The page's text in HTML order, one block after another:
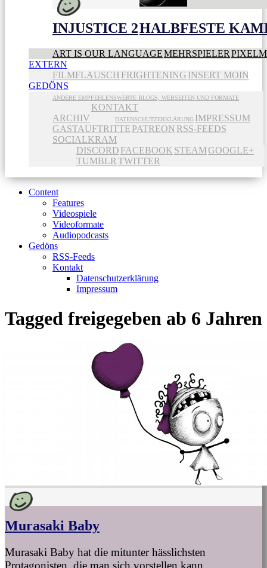
INJUSTICE 2HALBFESTE
ART IS OUR LANGUAGEMEHRSPIELER
EXTERN
FILMFLAUSCH FRIGHTENING INSERT MOIN
GEDÖNS
ANDERE EMPFEHLENSWERTE BLOGS, WEBSEITEN UND FORMATE
ARCHIV
KONTAKT
DATENSCHUTZERKLÄRUNG IMPRESSUM
GASTAUFTRITTE PATREON RSS-FEEDS
SOCIALKRAM
DISCORD FACEBOOK STEAMGOOGLE+
TUMBLR TWITTER
Content
Features
Videospiele
Videoformate
Audiopodcasts
Gedöns
RSS-Feeds
Kontakt
Datenschutzerklärung
Impressum
Tagged freigegeben ab 6 Jahren
Murasaki Baby
Murasaki Baby hat die mitunter hässlichsten
Protagonisten, die man sich vorstellen kann.